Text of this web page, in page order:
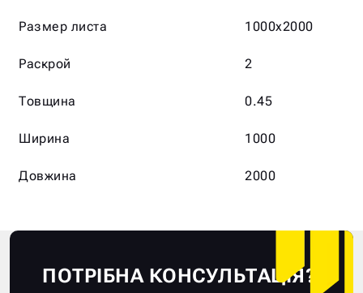
Размер листа 1000х2000
Раскрой 2
Товщина 0.45
Ширина 1000
Довжина 2000
ПОТРІБНА КОНСУЛЬТАЦІЯ?